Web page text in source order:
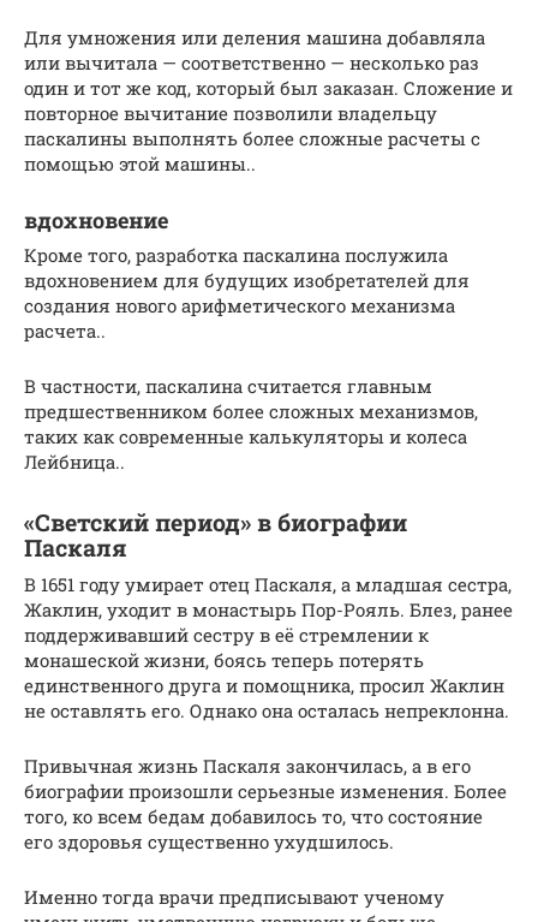
Для умножения или деления машина добавляла
или вычитала — соответственно — несколько раз
один и тот же код, который был заказан. Сложение и
повторное вычитание позволили владельцу
паскалины выполнять более сложные расчеты с
помощью этой машины..
вдохновение
Кроме того, разработка паскалина послужила
вдохновением для будущих изобретателей для
создания нового арифметического механизма
расчета..
В частности, паскалина считается главным
предшественником более сложных механизмов,
таких как современные калькуляторы и колеса
Лейбница..
«Светский период» в биографии
Паскаля
В 1651 году умирает отец Паскаля, а младшая сестра,
Жаклин, уходит в монастырь Пор-Рояль. Блез, ранее
поддерживавший сестру в её стремлении к
монашеской жизни, боясь теперь потерять
единственного друга и помощника, просил Жаклин
не оставлять его. Однако она осталась непреклонна.
Привычная жизнь Паскаля закончилась, а в его
биографии произошли серьезные изменения. Более
того, ко всем бедам добавилось то, что состояние
его здоровья существенно ухудшилось.
Именно тогда врачи предписывают ученому